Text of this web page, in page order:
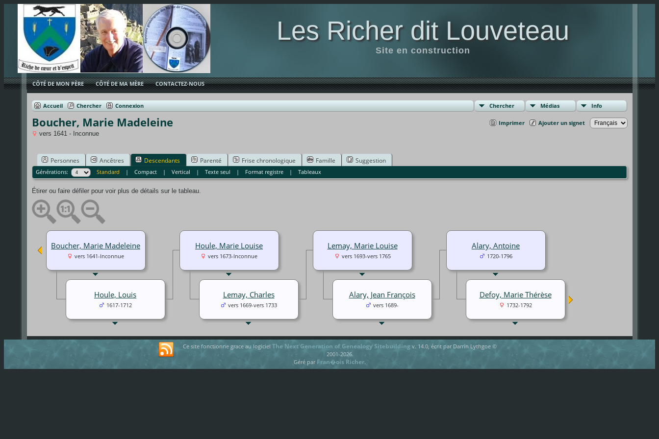
Les Richer dit Louveteau
Site en construction
CÔTÉ DE MON PÈRE CÔTÉ DE MA MÈRE CONTACTEZ-NOUS
Chercher Médias Info
Accueil Chercher Connexion
Imprimer Ajouter un signet
Boucher, Marie Madeleine
vers 1641 - Inconnue
Personnes Ancêtres Descendants Parenté Frise chronologique Famille Suggestion
Générations: Standard |Compact |Vertical |Texte seul | Format registre |Tableaux
Étirer ou faire défiler pour voir plus de détails sur le tableau.
Alary, Antoine
1720-1796
Defoy, Marie Thérèse
1732-1792
Lemay, Marie Louise
vers 1693-vers 1765
Alary, Jean François
vers 1689-
Houle, Marie Louise
vers 1673-Inconnue
Lemay, Charles
vers 1669-vers 1733
Boucher, Marie Madeleine
vers 1641-Inconnue
Houle, Louis
1617-1712
Ce site fonctionne grace au logiciel The Next Generation of Genealogy Sitebuilding v. 14.0, écrit par Darrin Lythgoe ©
2001-2026.
Géré par Fran�ois Richer.